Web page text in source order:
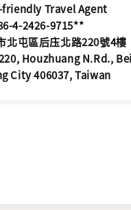
Travel Agent
4-2426-9715**
北屯區后庒北路220號4樓
Houzhuang N.Rd.,
City 406037, Taiwan